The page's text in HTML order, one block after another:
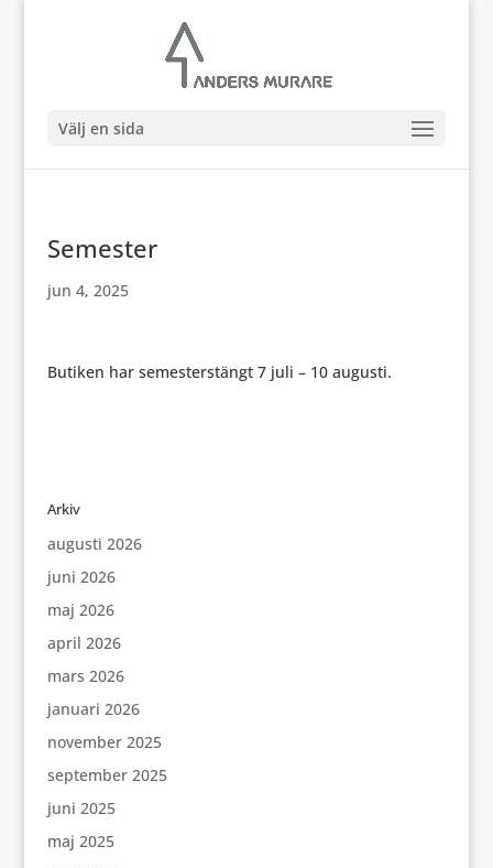
Välj en sida
Semester
jun 4, 2025
Butiken har semesterstängt 7 juli – 10 augusti.
Arkiv
augusti 2026
juni 2026
maj 2026
april 2026
mars 2026
januari 2026
november 2025
september 2025
juni 2025
maj 2025